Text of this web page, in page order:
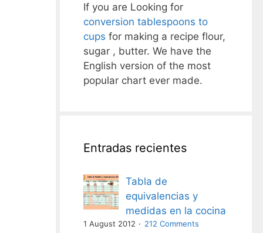
If you are Looking for
conversion tablespoons to
cups for making a recipe flour,
sugar , butter. We have the
English version of the most
popular chart ever made.
Entradas recientes
Tabla de
equivalencias y
medidas en la cocina
1 August 2012 212 Comments